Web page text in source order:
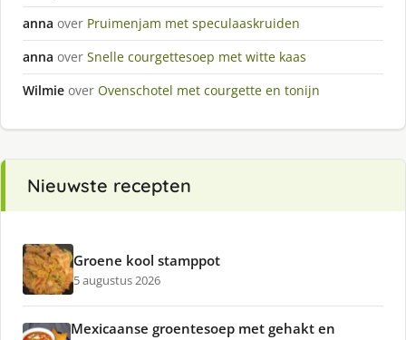
anna over Pruimenjam met speculaaskruiden
anna over Snelle courgettesoep met witte kaas
Wilmie over Ovenschotel met courgette en tonijn
Nieuwste recepten
Groene kool stamppot
5 augustus 2026
Mexicaanse groentesoep met gehakt en